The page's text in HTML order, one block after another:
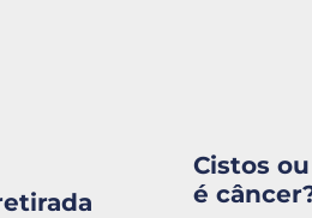
Cistos
é